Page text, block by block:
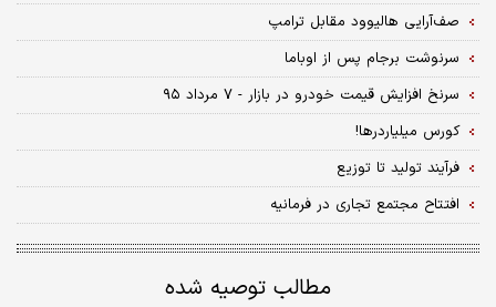
صف‌آرایی هالیوود مقابل ترامپ
سرنوشت برجام پس از اوباما
سرنخ افزایش قیمت خودرو در بازار - ۷ مرداد ۹۵
کورس میلیاردرها!
فرآیند تولید تا توزیع
افتتاح مجتمع تجاری در فرمانیه
مطالب توصیه شده